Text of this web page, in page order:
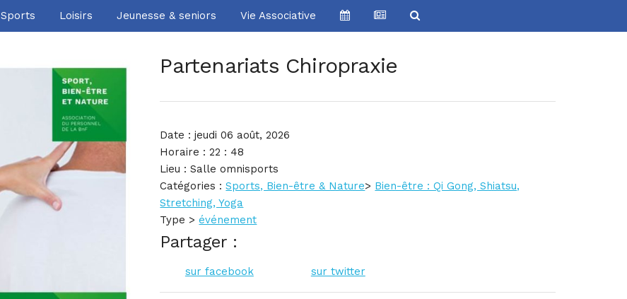
Sports Loisirs Jeunesse & seniors Vie Associative
À l’année
Les autres sites
Culture
Sports
Loisirs
Jeunesse & seniors
Vie Associative
Partenariats Chiropraxie
Date : jeudi 06 août, 2026
Horaire : 22 : 48
Lieu : Salle omnisports
Catégories :Sports, Bien-être & Nature> Bien-être : Qi Gong, Shiatsu,
Stretching, Yoga
Type >événement
Partager :
sur facebook sur twitter